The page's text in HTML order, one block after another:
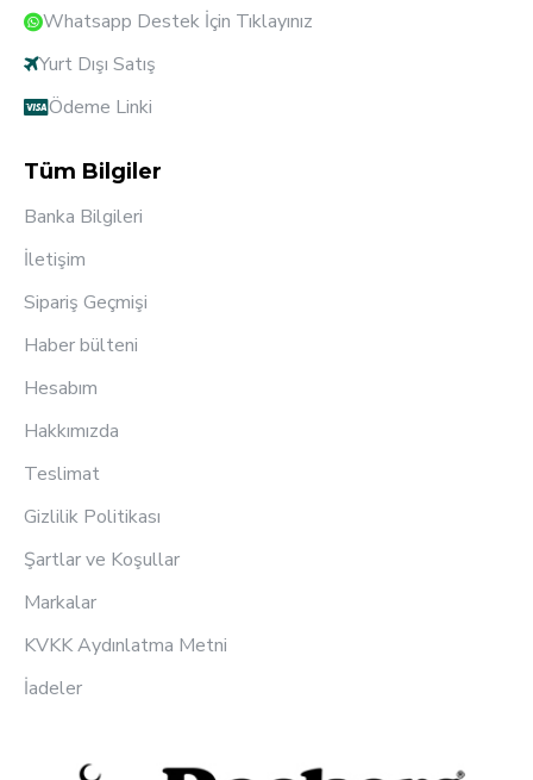
Whatsapp Destek İçin Tıklayınız
Yurt Dışı Satış
Ödeme Linki
Tüm Bilgiler
Banka Bilgileri
İletişim
Sipariş Geçmişi
Haber bülteni
Hesabım
Hakkımızda
Teslimat
Gizlilik Politikası
Şartlar ve Koşullar
Markalar
KVKK Aydınlatma Metni
İadeler